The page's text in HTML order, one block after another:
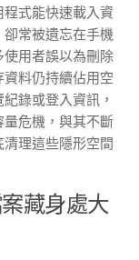
式能快速載入資
常被遺忘在手機
用者誤以為刪除
料仍持續佔用空
錄或登入資訊，
危機，與其不斷
理這些隱形空間
藏身處大